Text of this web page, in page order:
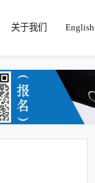
关于我们 English